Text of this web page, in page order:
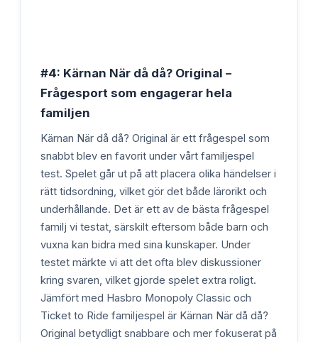
#4: Kärnan När då då? Original –
Frågesport som engagerar hela
familjen
Kärnan När då då? Original är ett frågespel som
snabbt blev en favorit under vårt familjespel
test. Spelet går ut på att placera olika händelser i
rätt tidsordning, vilket gör det både lärorikt och
underhållande. Det är ett av de bästa frågespel
familj vi testat, särskilt eftersom både barn och
vuxna kan bidra med sina kunskaper. Under
testet märkte vi att det ofta blev diskussioner
kring svaren, vilket gjorde spelet extra roligt.
Jämfört med Hasbro Monopoly Classic och
Ticket to Ride familjespel är Kärnan När då då?
Original betydligt snabbare och mer fokuserat på